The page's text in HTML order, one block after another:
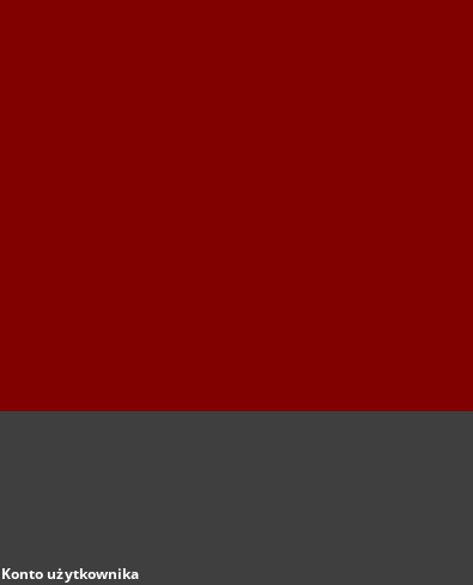
Konto użytkownika